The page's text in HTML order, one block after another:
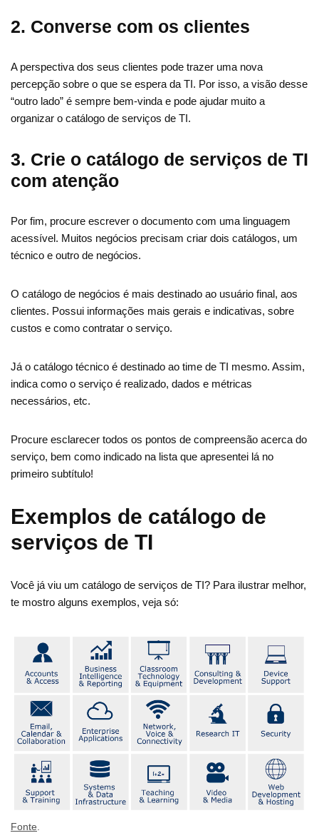
2. Converse com os clientes
A perspectiva dos seus clientes pode trazer uma nova
percepção sobre o que se espera da TI. Por isso, a visão desse
“outro lado” é sempre bem-vinda e pode ajudar muito a
organizar o catálogo de serviços de TI.
3. Crie o catálogo de serviços de TI
com atenção
Por fim, procure escrever o documento com uma linguagem
acessível. Muitos negócios precisam criar dois catálogos, um
técnico e outro de negócios.
O catálogo de negócios é mais destinado ao usuário final, aos
clientes. Possui informações mais gerais e indicativas, sobre
custos e como contratar o serviço.
Já o catálogo técnico é destinado ao time de TI mesmo. Assim,
indica como o serviço é realizado, dados e métricas
necessários, etc.
Procure esclarecer todos os pontos de compreensão acerca do
serviço, bem como indicado na lista que apresentei lá no
primeiro subtítulo!
Exemplos de catálogo de
serviços de TI
Você já viu um catálogo de serviços de TI? Para ilustrar melhor,
te mostro alguns exemplos, veja só:
Fonte